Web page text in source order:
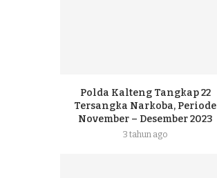
Polda Kalteng Tangkap 22
Tersangka Narkoba, Periode
November – Desember 2023
3 tahun ago